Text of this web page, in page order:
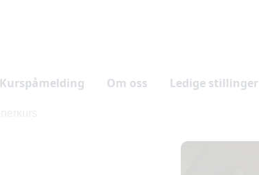
Kurspåmelding Om oss Ledige stillinger